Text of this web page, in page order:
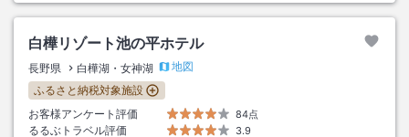
白樺リゾート池の平ホテル
長野県 白樺湖・女神湖
地図
ふるさと納税対象施設
お客様アンケート評価
84点
るるぶトラベル評価
3.9